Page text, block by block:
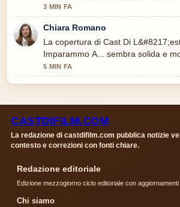
3 MIN FA
Chiara Romano
La copertura di Cast Di
Imparammo A... sembra solida e
seguire.
5 MIN FA
CASTDIFILM.COM
La redazione di castdifilm.com pubblica notizie
contesto e correzioni con fonti chiare.
Redazione editoriale
Edizione mezzogiorno ciclo editoriale con aggiornamenti
Chi siamo